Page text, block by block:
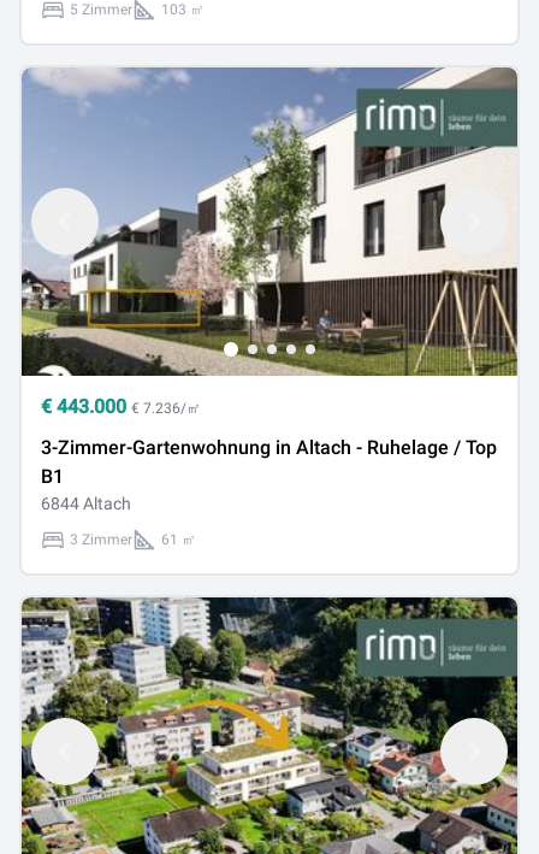
5 Zimmer 103 ㎡
€ 443.000 € 7.236/㎡
3-Zimmer-Gartenwohnung in Altach - Ruhelage / Top
B1
6844 Altach
3 Zimmer 61 ㎡